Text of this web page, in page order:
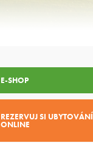
E-SHOP
REZERVUJ SI UBYTOVÁNÍ
ONLINE